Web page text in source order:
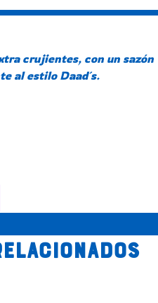
crujientes, con un sazón
al estilo Daad´s.
Daad's cantidad